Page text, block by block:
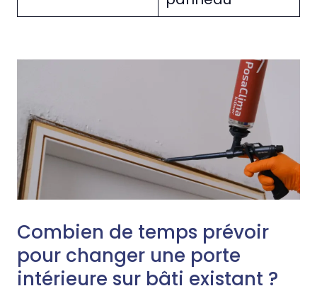
Combien de temps prévoir
pour changer une porte
intérieure sur bâti existant ?